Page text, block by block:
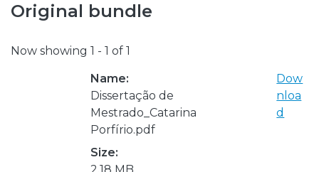
Original bundle
Now showing 1 - 1 of 1
Name:
Dissertação de
Mestrado_Catarina
Porfírio.pdf
Size:
Dow
nloa
d